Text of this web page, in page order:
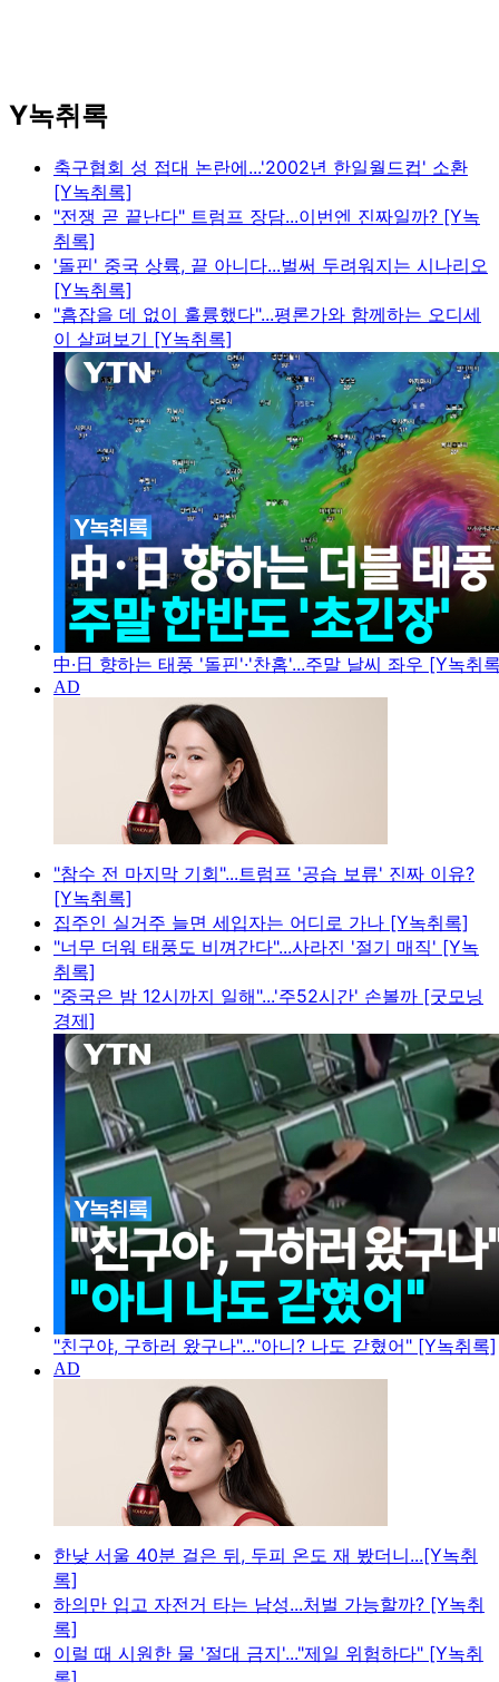
Y녹취록
축구협회 성 접대 논란에...'2002년 한일월드컵' 소환
[Y녹취록]
"전쟁 곧 끝난다" 트럼프 장담...이번엔 진짜일까? [Y녹
취록]
'돌핀' 중국 상륙, 끝 아니다...벌써 두려워지는 시나리오
[Y녹취록]
"흠잡을 데 없이 훌륭했다"...평론가와 함께하는 오디세
이 살펴보기 [Y녹취록]
中·日 향하는 태풍 '돌핀'·'찬홈'...주말 날씨 좌우 [Y녹취
"참수 전 마지막 기회"...트럼프 '공습 보류' 진짜 이유?
[Y녹취록]
집주인 실거주 늘면 세입자는 어디로 가나 [Y녹취록]
"너무 더워 태풍도 비껴간다"...사라진 '절기 매직' [Y녹
취록]
"중국은 밤 12시까지 일해"...'주52시간' 손볼까 [굿모닝
경제]
"친구야, 구하러 왔구나"..."아니? 나도 갇혔어" [Y녹취록]
한낮 서울 40분 걸은 뒤, 두피 온도 재 봤더니...[Y녹취
록]
하의만 입고 자전거 타는 남성...처벌 가능할까? [Y녹취
록]
이럴 때 시원한 물 '절대 금지'..."제일 위험하다" [Y녹취